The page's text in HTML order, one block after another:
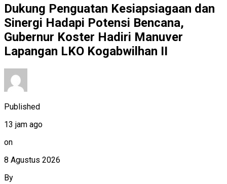
Dukung Penguatan Kesiapsiagaan dan
Sinergi Hadapi Potensi Bencana,
Gubernur Koster Hadiri Manuver
Lapangan LKO Kogabwilhan II
Published
13 jam ago
on
8 Agustus 2026
By